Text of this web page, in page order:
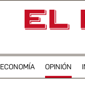
ECONOMÍA OPINIÓN